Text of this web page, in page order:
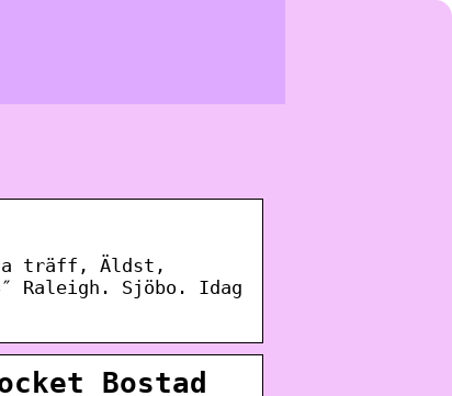
träff, Äldst,
Raleigh. Sjöbo. Idag
Bostad